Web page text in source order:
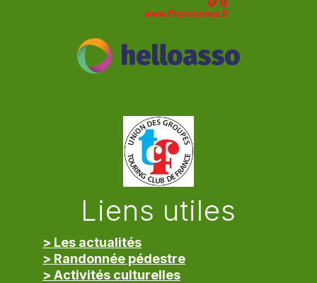
Liens utiles
> Les actualités
> Randonnée pédestre
> Activités culturelles